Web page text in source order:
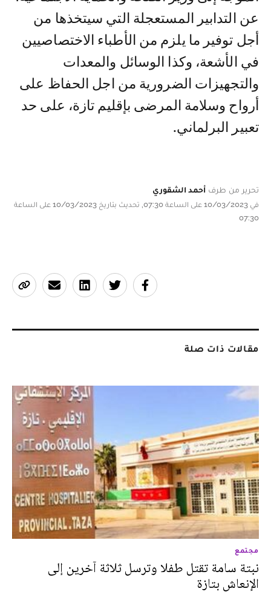
عن التدابير المستعجلة التي سيتخذها من
أجل توفير ما يلزم من الأطباء الاختصاصيين
في الأشعة، وكذا الوسائل والمعدات
والتجهيزات الضرورية من اجل الحفاظ على
أرواح وسلامة المرضى بإقليم تازة، على حد
تعبير البرلماني.
تحرير من طرف أحمد الشقوري
في 10/03/2023 على الساعة 07:30, تحديث بتاريخ 10/03/2023 على الساعة
07:30
مقالات ذات صلة
مجتمع
نبتة سامة تقتل طفلا وترسل ثلاثة آخرين إلى
الإنعاش بتازة